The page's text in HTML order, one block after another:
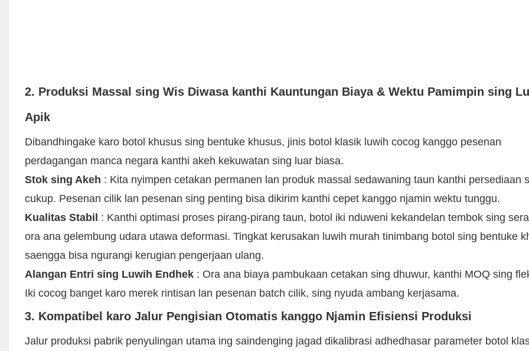
2. Produksi Massal sing Wis Diwasa kanthi Kauntungan Biaya & Wektu Pamimpin sing
Apik
Dibandhingake karo botol khusus sing bentuke khusus, jinis botol klasik luwih cocog kanggo pesenan
perdagangan manca negara kanthi akeh kekuwatan sing luar biasa.
Stok sing Akeh : Kita nyimpen cetakan permanen lan produk massal sedawaning taun kanthi persediaan
cukup. Pesenan cilik lan pesenan sing penting bisa dikirim kanthi cepet kanggo njamin wektu tunggu.
Kualitas Stabil : Kanthi optimasi proses pirang-pirang taun, botol iki nduweni kekandelan tembok sing
ora ana gelembung udara utawa deformasi. Tingkat kerusakan luwih murah tinimbang botol sing bentuke
saengga bisa ngurangi kerugian pengerjaan ulang.
Alangan Entri sing Luwih Endhek: Ora ana biaya pambukaan cetakan sing dhuwur, kanthi MOQ sing
Iki cocog banget karo merek rintisan lan pesenan batch cilik, sing nyuda ambang kerjasama.
3. Kompatibel karo Jalur Pengisian Otomatis kanggo Njamin Efisiensi Produksi
Jalur produksi pabrik penyulingan utama ing saindenging jagad dikalibrasi adhedhasar parameter botol